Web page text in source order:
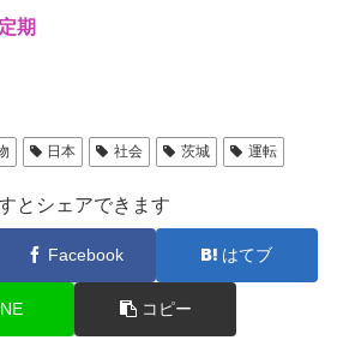
期
日本 社会 茨城 運転
とシェアできます
Facebook はてブ
コピー